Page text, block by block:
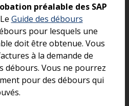
préalable des SAP
Guide des débours
pour lesquels une
doit être obtenue. Vous
à la demande de
débours. Vous ne pourrez
pour des débours qui